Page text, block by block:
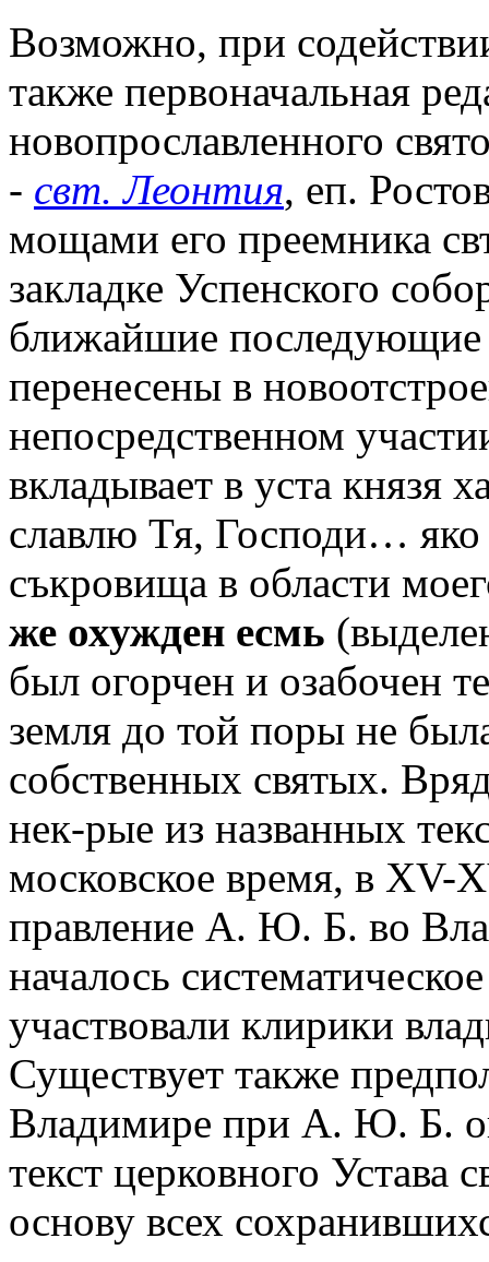
Возможно, при
также первоначальная
новопрославленного
- свт. Леонтия, еп.
мощами его преемника
закладке Успенского
ближайшие последующие
перенесены в
непосредственном
вкладывает в уста князя
славлю Тя, Господи… яко
съкровища в области
же охужден есмь
был огорчен и озабочен
земля до той поры не
собственных святых.
нек-рые из названных
московское время, в
правление А. Ю. Б. во
началось
участвовали клирики
Существует также
Владимире при А. Ю. Б.
текст церковного Устава
основу всех